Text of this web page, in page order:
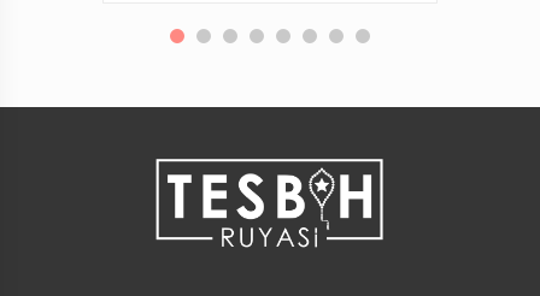
Taşı Topraktan çıktığında yumuşak olmasına rağmen
zamanda İşlendikçe sertleşen, Kullanıldıkça parlayan
* Oltu Taşı Pozitif düşünmenize, Kendinize güven,
Stres azaltıcı, Gerginlik giderici, Sabır verici, Nazara
karşı etkili özelliklerinin olduğu bilinmektedir.
* 1986 yılından günümüze gelen Tesbih Ruyasi, kendi